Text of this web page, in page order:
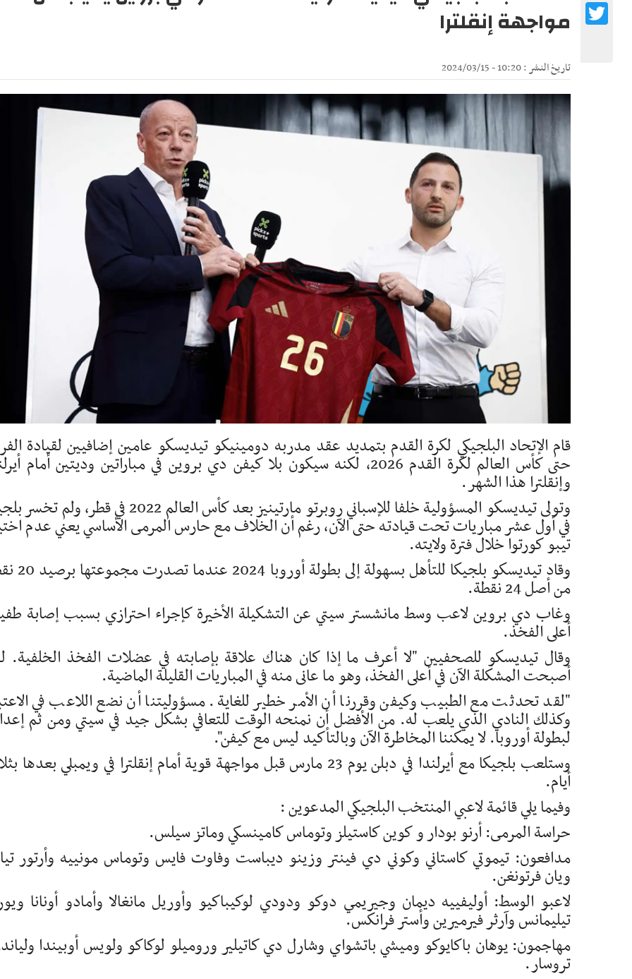
مواجهة إنقلترا
تاريخ النشر : 10:20 - 2024/03/15
قام الإتحاد البلجيكي لكرة القدم بتمديد عقد مدربه دومينيكو تيديسكو عامين إضافيين لقيادة
حتى كأس العالم لكرة القدم 2026، لكنه سيكون بلا كيفن دي بروين في مباراتين وديتين أمام
وإنقلترا هذا الشهر.
وتولى تيديسكو المسؤولية خلفا للإسباني روبرتو مارتينيز بعد كأس العالم 2022 في قطر،
في أول عشر مباريات تحت قيادته حتى الآن، رغم أن الخلاف مع حارس المرمى الأساسي يعني عدم
تيبو كورتوا خلال فترة ولايته.
وقاد تيديسكو بلجيكا
من أصل 24 نقطة.
وغاب دي بروين لاعب وسط مانشستر سيتي عن التشكيلة الأخيرة كإجراء احترازي بسبب إصابة
أعلى الفخذ.
وقال تيديسكو للصحفيين "لا أعرف ما إذا كان هناك علاقة بإصابته في عضلات الفخذ الخلفية.
أصبحت المشكلة الآن في أعلى الفخذ، وهو ما عانى منه في المباريات القليلة الماضية.
"لقد تحدثت مع الطبيب وكيفن وقررنا أن الأمر خطير للغاية. مسؤوليتنا أن نضع اللاعب في
وكذلك النادي الذي يلعب له. من الأفضل أن نمنحه الوقت للتعافي بشكل جيد في سيتي ومن ثم
لبطولة أوروبا. لا يمكننا المخاطرة الآن وبالتأكيد ليس مع كيفن".
وستلعب بلجيكا مع أيرلندا في دبلن يوم 23 مارس قبل مواجهة قوية أمام إنقلترا في ويمبلي بعدها
أيام.
وفيما يلي قائمة لاعبي المنتخب البلجيكي المدعوين :
حراسة المرمى: أرنو بودار و كوين كاستيلز وتوماس كامينسكي وماتز سيلس.
مدافعون: تيموتي كاستاني وكوني دي فينتر وزينو ديباست وفاوت فايس وتوماس مونييه وأرتور
ويان فرتونغن.
لاعبو الوسط: أوليفييه ديمان وجيريمي دوكو ودودي لوكيباكيو وأوريل مانغالا وأمادو أونانا
تيليمانس وآرثر فيرميرين وأستر فرانكس.
مهاجمون: يوهان باكايوكو وميشي باتشواي وشارل دي كاتيلير وروميلو لوكاكو ولويس أوبيندا
تروسار.
Twitter